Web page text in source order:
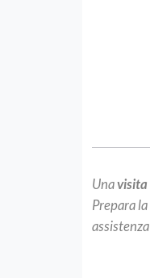
Unavisita
Prepara